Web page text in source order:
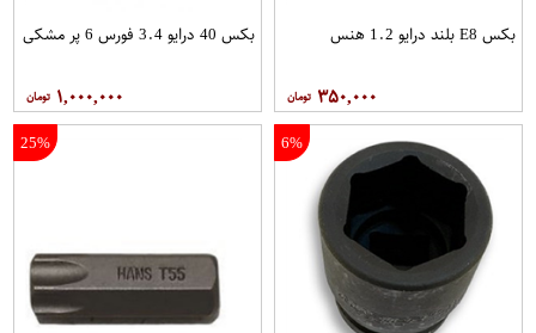
بکس E8 بلند درایو 1.2 هنس
۳۵۰,۰۰۰
بکس 40 درایو 3.4 فورس 6 پر مشکی
۱,۰۰۰,۰۰۰
6%
25%